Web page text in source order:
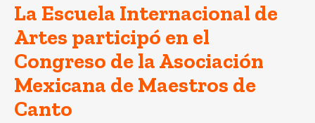
La Escuela Internacional de
Artes participó en el
Congreso de la Asociación
Mexicana de Maestros de
Canto